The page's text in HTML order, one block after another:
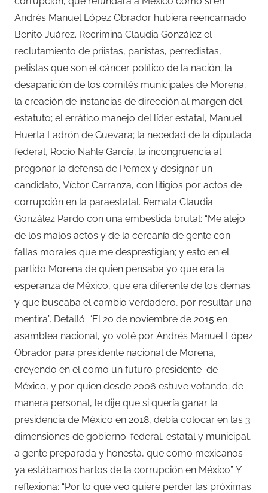
Andrés Manuel López Obrador hubiera reencarnado
Benito Juárez. Recrimina Claudia González el
reclutamiento de priistas, panistas, perredistas,
petistas que son el cáncer político de la nación; la
desaparición de los comités municipales de Morena;
la creación de instancias de dirección al margen del
estatuto; el errático manejo del líder estatal, Manuel
Huerta Ladrón de Guevara; la necedad de la diputada
federal, Rocío Nahle García; la incongruencia al
pregonar la defensa de Pemex y designar un
candidato, Víctor Carranza, con litigios por actos de
corrupción en la paraestatal. Remata Claudia
González Pardo con una embestida brutal: “Me alejo
de los malos actos y de la cercanía de gente con
fallas morales que me desprestigian; y esto en el
partido Morena de quien pensaba yo que era la
esperanza de México, que era diferente de los demás
y que buscaba el cambio verdadero, por resultar una
mentira”. Detalló: “El 20 de noviembre de 2015 en
asamblea nacional, yo voté por Andrés Manuel López
Obrador para presidente nacional de Morena,
creyendo en el como un futuro presidente de
México, y por quien desde 2006 estuve votando; de
manera personal, le dije que si quería ganar la
presidencia de México en 2018, debía colocar en las 3
dimensiones de gobierno: federal, estatal y municipal,
a gente preparada y honesta, que como mexicanos
ya estábamos hartos de la corrupción en México”. Y
reflexiona: “Por lo que veo quiere perder las próximas